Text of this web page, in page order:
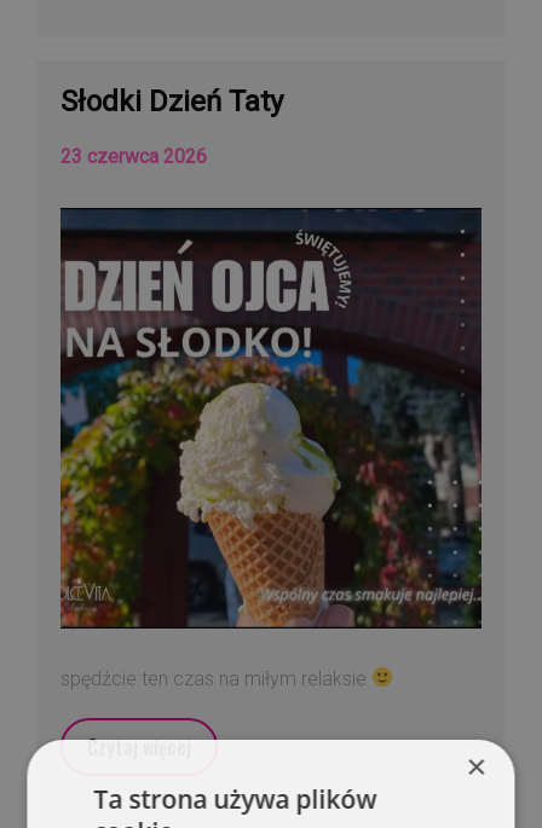
Słodki Dzień Taty
23 czerwca 2026
spędźcie ten czas na miłym relaksie
Czytaj więcej ×
Ta strona używa plików